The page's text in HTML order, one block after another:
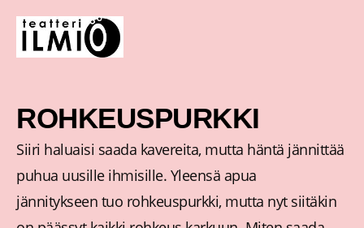
Siirry
sisältöön
ROHKEUSPURKKI
Siiri haluaisi saada kavereita, mutta häntä jännittää
puhua uusille ihmisille. Yleensä apua
jännitykseen tuo rohkeuspurkki, mutta nyt siitäkin